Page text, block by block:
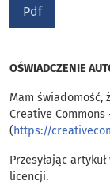
Pdf
OŚWIADCZENIE
Mam świadomość,
Creative
(https://
Przesyłając
licencji.